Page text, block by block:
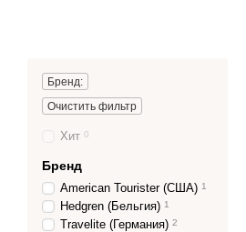
Бренд:
Очистить фильтр
Хит 0
Бренд
American Tourister (США) 1
Hedgren (Бельгия) 1
Travelite (Германия) 2